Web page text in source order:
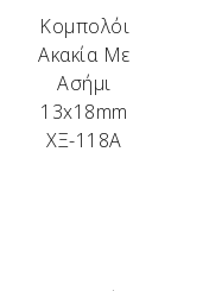
Κομπολόι
Ακακία Με
Ασήμι
13x18mm
ΧΞ-118Α